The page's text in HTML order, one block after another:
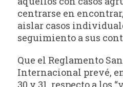
centrarse en
aislar casos
seguimiento a sus
Que el Reglamento
Internacional prevé,
30 y 31, respecto a los